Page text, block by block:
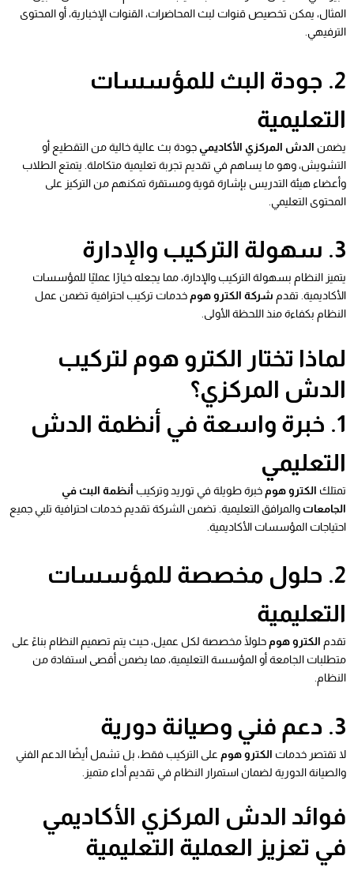
المثال، يمكن تخصيص قنوات لبث المحاضرات، القنوات الإخبارية، أو المحتوى
الترفيهي.
2. جودة البث للمؤسسات
التعليمية
يضمن الدش المركزي الأكاديمي جودة بث عالية خالية من التقطيع أو
التشويش، وهو ما يساهم في تقديم تجربة تعليمية متكاملة. يتمتع الطلاب
وأعضاء هيئة التدريس بإشارة قوية ومستقرة تمكنهم من التركيز على
المحتوى التعليمي.
3. سهولة التركيب والإدارة
يتميز النظام بسهولة التركيب والإدارة، مما يجعله خيارًا عمليًا للمؤسسات
الأكاديمية. تقدم شركة الكترو هوم خدمات تركيب احترافية تضمن عمل
النظام بكفاءة منذ اللحظة الأولى.
لماذا تختار الكترو هوم لتركيب
الدش المركزي؟
1. خبرة واسعة في أنظمة الدش
التعليمي
تمتلك الكترو هوم خبرة طويلة في توريد وتركيب أنظمة البث في
الجامعات والمرافق التعليمية. تضمن الشركة تقديم خدمات احترافية تلبي جميع
احتياجات المؤسسات الأكاديمية.
2. حلول مخصصة للمؤسسات
التعليمية
تقدم الكترو هوم حلولًا مخصصة لكل عميل، حيث يتم تصميم النظام بناءً على
متطلبات الجامعة أو المؤسسة التعليمية، مما يضمن أقصى استفادة من
النظام.
3. دعم فني وصيانة دورية
لا تقتصر خدمات الكترو هوم على التركيب فقط، بل تشمل أيضًا الدعم الفني
والصيانة الدورية لضمان استمرار النظام في تقديم أداء متميز.
فوائد الدش المركزي الأكاديمي
في تعزيز العملية التعليمية